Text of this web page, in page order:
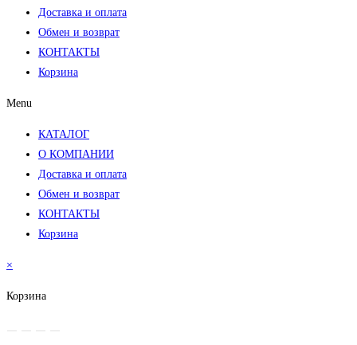
Доставка и оплата
Обмен и возврат
КОНТАКТЫ
Корзина
Menu
КАТАЛОГ
О КОМПАНИИ
Доставка и оплата
Обмен и возврат
КОНТАКТЫ
Корзина
×
Корзина